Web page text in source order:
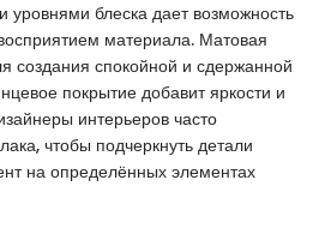
блеска дает возможность
материала. Матовая
создания спокойной и сдержанной
покрытие добавит яркости и
интерьеров часто
чтобы подчеркнуть детали
на определённых элементах